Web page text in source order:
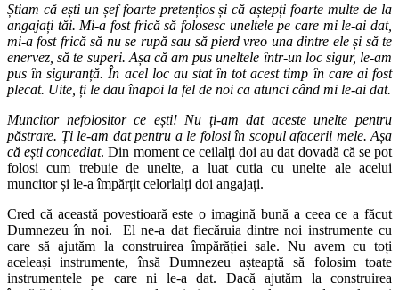
Știam că ești un șef foarte pretențios și că aștepți foarte multe de la
angajați tăi. Mi-a fost frică să folosesc uneltele pe care mi le-ai dat,
mi-a fost frică să nu se rupă sau să pierd vreo una dintre ele și să te
enervez, să te superi. Așa că am pus uneltele într-un loc sigur, le-am
pus în siguranță. În acel loc au stat în tot acest timp în care ai fost
plecat. Uite, ți le dau înapoi la fel de noi ca atunci când mi le-ai dat.
Muncitor nefolositor ce ești! Nu ți-am dat aceste unelte pentru
păstrare. Ți le-am dat pentru a le folosi în scopul afacerii mele. Așa
că ești concediat. Din moment ce ceilalți doi au dat dovadă că se pot
folosi cum trebuie de unelte, a luat cutia cu unelte ale acelui
muncitor și le-a împărțit celorlalți doi angajați.
Cred că această povestioară este o imagină bună a ceea ce a făcut
Dumnezeu în noi. El ne-a dat fiecăruia dintre noi instrumente cu
care să ajutăm la construirea împărăției sale. Nu avem cu toți
aceleași instrumente, însă Dumnezeu așteaptă să folosim toate
instrumentele pe care ni le-a dat. Dacă ajutăm la construirea